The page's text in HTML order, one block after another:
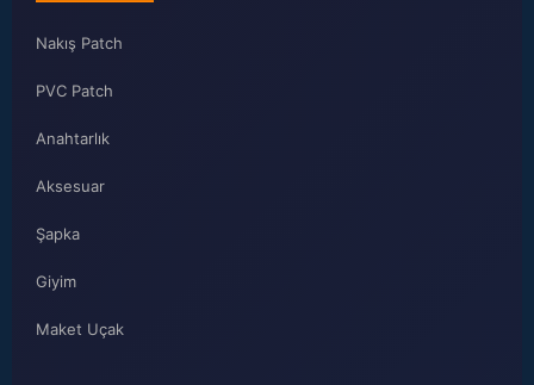
Nakış Patch
PVC Patch
Anahtarlık
Aksesuar
Şapka
Giyim
Maket Uçak